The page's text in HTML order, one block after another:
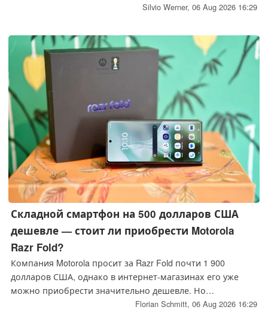
защиты от кражи. Устройство будет доступно в двух
Silvio Werner, 06 Aug 2026 16:29
Складной смартфон на 500 долларов США
дешевле — стоит ли приобрести Motorola
Razr Fold?
Компания Motorola просит за Razr Fold почти 1 900
долларов США, однако в интернет-магазинах его уже
можно приобрести значительно дешевле. Но
действительно ли это делает первый полноразмерный
Florian Schmitt, 06 Aug 2026 16:29